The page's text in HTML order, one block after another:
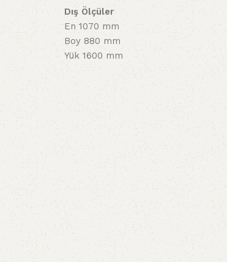
Dış Ölçüler
En 1070 mm
Boy 880 mm
Yük 1600 mm